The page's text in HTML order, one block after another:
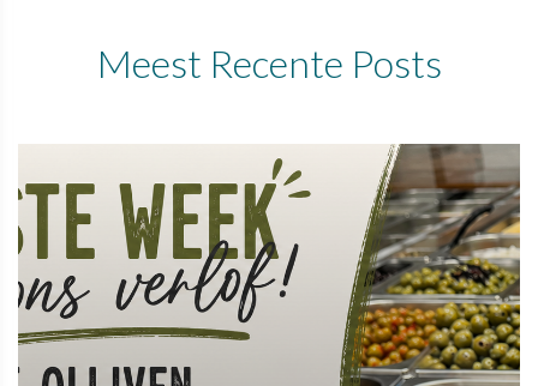
Meest Recente Posts